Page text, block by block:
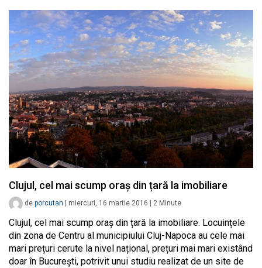
Clujul, cel mai scump oraș din țară la imobiliare
de porcutan miercuri, 16 martie 2016 2 Minute
Clujul, cel mai scump oraș din țară la imobiliare. Locuințele
din zona de Centru al municipiului Cluj-Napoca au cele mai
mari prețuri cerute la nivel național, prețuri mai mari existând
doar în București, potrivit unui studiu realizat de un site de